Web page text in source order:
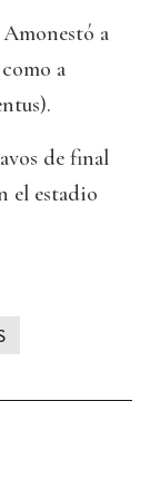
a
a
de final
el estadio